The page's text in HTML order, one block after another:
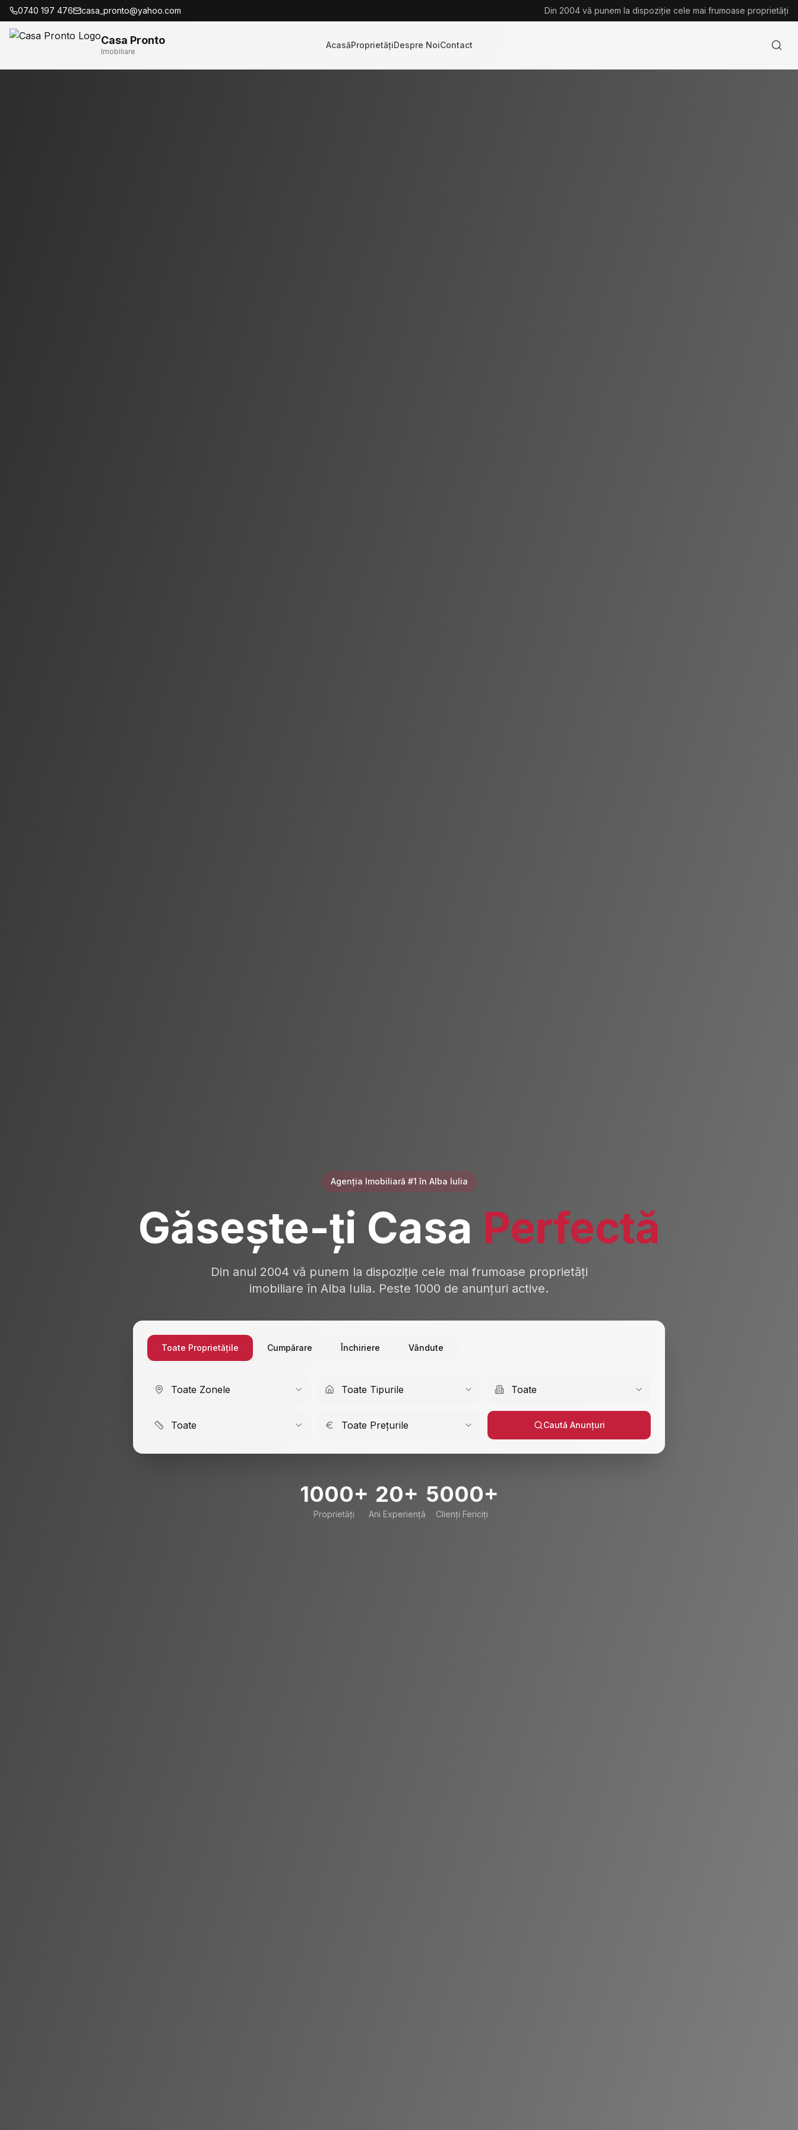
0740 197 476 casa_pronto@yahoo.com Din 2004 vă punem la dispoziție cele mai frumoase proprietăți
Casa Pronto
Imobiliare
AcasăProprietățiDespre NoiContact
Agenția Imobiliară #1 în Alba Iulia
Găsește-ți Casa Perfectă
Din anul 2004 vă punem la dispoziție cele mai frumoase proprietăți
imobiliare în Alba Iulia. Peste 1000 de anunțuri active.
Toate Proprietățile Cumpărare Închiriere Vândute
Toate Zonele Toate Tipurile Toate
Toate Toate Prețurile Caută Anunțuri
1000+
Proprietăți
20+
Ani Experiență
5000+
Clienți Fericiți